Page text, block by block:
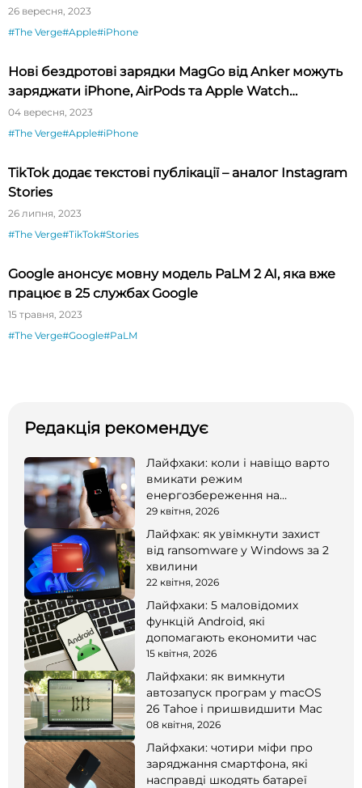
26 вересня, 2023
#The Verge#Apple#iPhone
Нові бездротові зарядки MagGo від Anker можуть
заряджати iPhone, AirPods та Apple Watch
одночасно
04 вересня, 2023
#The Verge#Apple#iPhone
TikTok додає текстові публікації – аналог Instagram
Stories
26 липня, 2023
#The Verge#TikTok#Stories
Google анонсує мовну модель PaLM 2 AI, яка вже
працює в 25 службах Google
15 травня, 2023
#The Verge#Google#PaLM
Редакція рекомендує
Лайфхаки: коли і навіщо варто
вмикати режим
енергозбереження на
смартфоні
29 квітня, 2026
Лайфхак: як увімкнути захист
від ransomware у Windows за 2
хвилини
22 квітня, 2026
Лайфхаки: 5 маловідомих
функцій Android, які
допомагають економити час
15 квітня, 2026
Лайфхаки: як вимкнути
автозапуск програм у macOS
26 Tahoe і пришвидшити Mac
08 квітня, 2026
Лайфхаки: чотири міфи про
заряджання смартфона, які
насправді шкодять батареї